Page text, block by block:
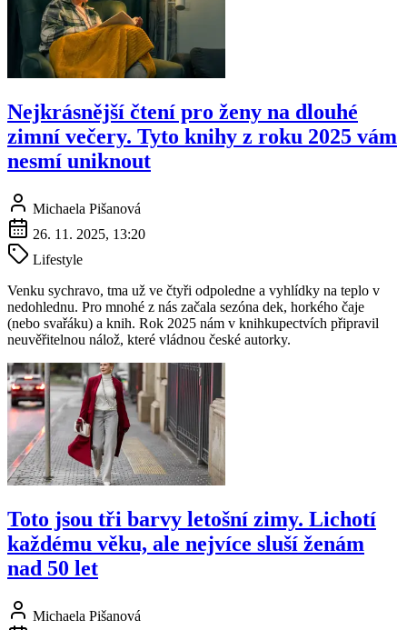
Nejkrásnější čtení pro ženy na dlouhé
zimní večery. Tyto knihy z roku 2025 vám
nesmí uniknout
Michaela Pišanová
26. 11. 2025, 13:20
Lifestyle
Venku sychravo, tma už ve čtyři odpoledne a vyhlídky na teplo v
nedohlednu. Pro mnohé z nás začala sezóna dek, horkého čaje
(nebo svařáku) a knih. Rok 2025 nám v knihkupectvích připravil
neuvěřitelnou nálož, které vládnou české autorky.
Toto jsou tři barvy letošní zimy. Lichotí
každému věku, ale nejvíce sluší ženám
nad 50 let
Michaela Pišanová